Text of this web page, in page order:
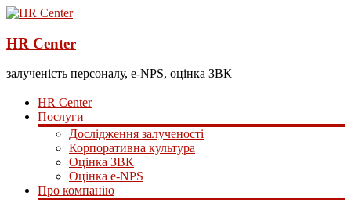
HR Center
залученість персоналу, e-NPS, оцінка ЗВК
HR Center
Послуги
Дослідження залученості
Корпоративна культура
Оцінка ЗВК
Оцінка e-NPS
Про компанію